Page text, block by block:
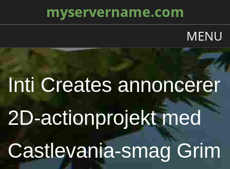
myservername.com
MENU
Inti Creates annoncerer
2D-actionprojekt med
Castlevania-smag Grim